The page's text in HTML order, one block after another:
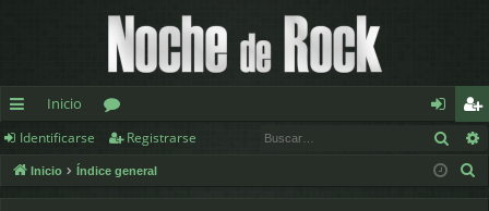
nl
ac
Inicio
or
os
de
nt
eg
ist
Identificarse Registrarse
Inicio Índice general